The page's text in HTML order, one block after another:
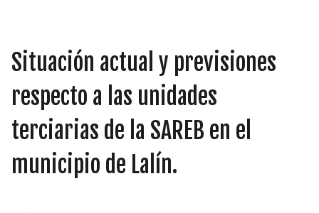
INICIATIVAS
Situación actual y previsiones
respecto a las unidades
terciarias de la SAREB en el
municipio de Lalín.